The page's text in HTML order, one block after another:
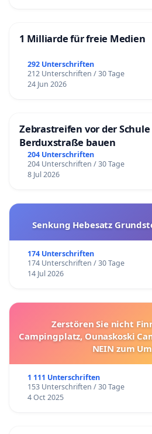
1 Milliarde für freie Medien
292 Unterschriften
212 Unterschriften / 30 Tage
24 Jun 2026
Zebrastreifen vor der
Berduxstraße bauen
204 Unterschriften
204 Unterschriften / 30 Tage
8 Jul 2026
Senkung Hebesatz
174 Unterschriften
174 Unterschriften / 30 Tage
14 Jul 2026
Zerstören Sie nicht
Campingplatz, Ounaskoski
NEIN zum
1 111 Unterschriften
153 Unterschriften / 30 Tage
4 Oct 2025